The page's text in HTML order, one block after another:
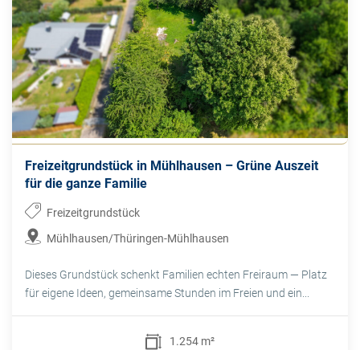
Freizeitgrundstück in Mühlhausen – Grüne Auszeit
für die ganze Familie
Freizeitgrundstück
Mühlhausen/Thüringen-Mühlhausen
Dieses Grundstück schenkt Familien echten Freiraum — Platz
für eigene Ideen, gemeinsame Stunden im Freien und ein...
1.254 m²